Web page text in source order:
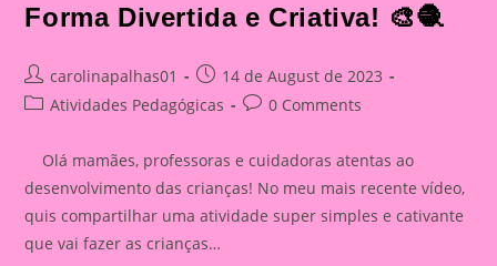
Forma Divertida e Criativa! 🎨🧶
Post
author:
carolinapalhas01
Post
published:
14 de August de 2023
PostAtividades Pedagógicas
Post0 Comments
Olá mamães, professoras e cuidadoras atentas ao
desenvolvimento das crianças! No meu mais recente vídeo,
quis compartilhar uma atividade super simples e cativante
que vai fazer as crianças…